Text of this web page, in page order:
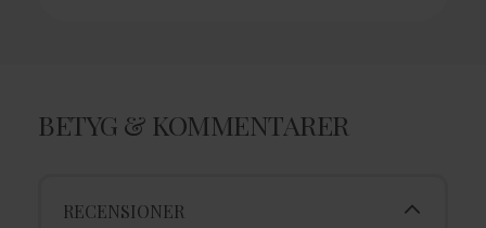
BETYG & KOMMENTARER
RECENSIONER